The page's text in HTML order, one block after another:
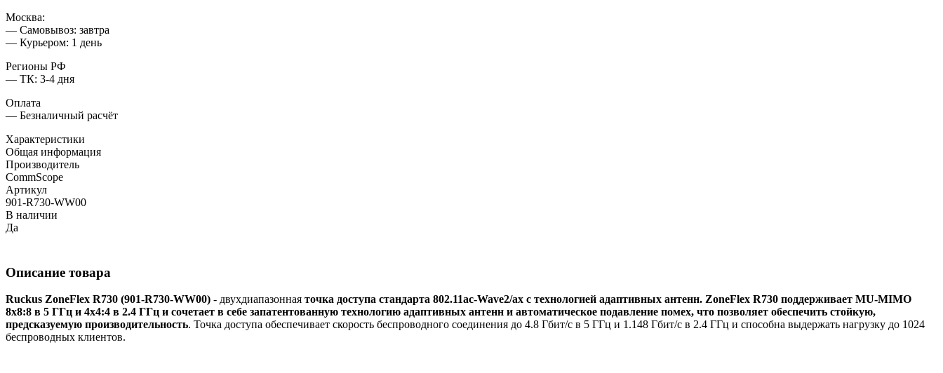
Москва:
— Самовывоз: завтра
— Курьером: 1 день
Регионы РФ
— ТК: 3-4 дня
Оплата
— Безналичный расчёт
Характеристики
Общая информация
Производитель
CommScope
Артикул
901-R730-WW00
В наличии
Да
Описание товара
Ruckus ZoneFlex R730 (901-R730-WW00) - двухдиапазонная точка доступа стандарта 802.11ac-Wave2/ax с технологией адаптивных антенн. ZoneFlex R730 поддерживает MU-MIMO
8x8:8 в 5 ГГц и 4x4:4 в 2.4 ГГц и сочетает в себе запатентованную технологию адаптивных антенн и автоматическое подавление помех, что позволяет обеспечить стойкую,
предсказуемую производительность. Точка доступа обеспечивает скорость беспроводного соединения до 4.8 Гбит/с в 5 ГГц и 1.148 Гбит/с в 2.4 ГГц и способна выдержать нагрузку до 1024
беспроводных клиентов.